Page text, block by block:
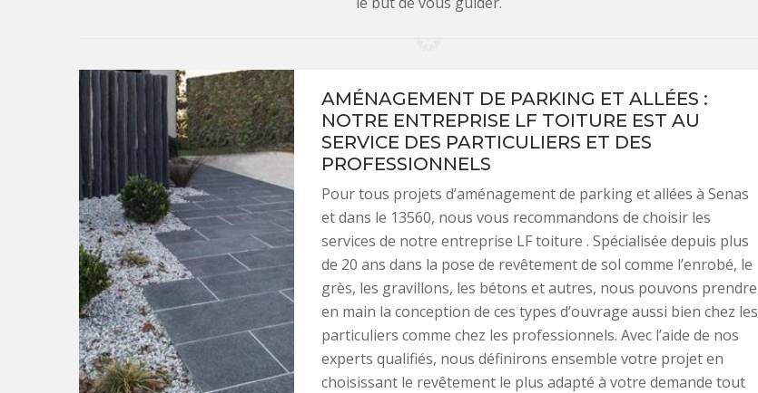
AMÉNAGEMENT DE PARKING ET ALLÉES :
NOTRE ENTREPRISE LF TOITURE EST AU
SERVICE DES PARTICULIERS ET DES
PROFESSIONNELS
Pour tous projets d’aménagement de parking et allées à Senas
et dans le 13560, nous vous recommandons de choisir les
services de notre entreprise LF toiture . Spécialisée depuis plus
de 20 ans dans la pose de revêtement de sol comme l’enrobé, le
grès, les gravillons, les bétons et autres, nous pouvons prendre
en main la conception de ces types d’ouvrage aussi bien chez les
particuliers comme chez les professionnels. Avec l’aide de nos
experts qualifiés, nous définirons ensemble votre projet en
choisissant le revêtement le plus adapté à votre demande tout